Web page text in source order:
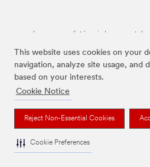
This website uses cookies on your
navigation, analyze site usage, and
based on your interests.
Cookie Notice
Reject Non-Essential Cookies
Cookie Preferences
Les marques listées ci-dessus sont